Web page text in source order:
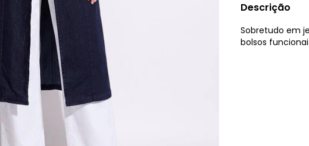
Descrição
Sobretudo em
bolsos